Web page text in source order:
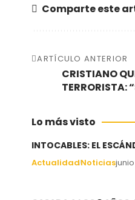
Comparte este
ARTÍCULO ANTERIOR
CRISTIANO
TERRORISTA:
Lo más visto
INTOCABLES: EL
ActualidadNoticias